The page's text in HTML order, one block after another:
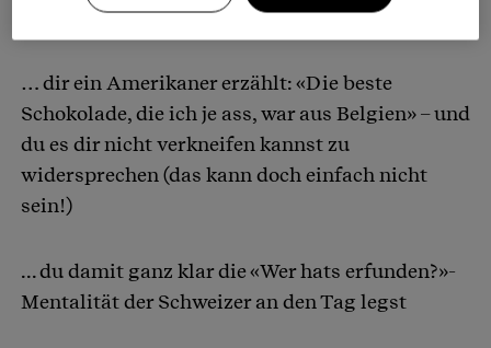
schönste Baustelle der Welt)
… dir ein Amerikaner erzählt: «Die beste
Schokolade, die ich je ass, war aus Belgien» – und
du es dir nicht verkneifen kannst zu
widersprechen (das kann doch einfach nicht
sein!)
... du damit ganz klar die «Wer hats erfunden?»-
Mentalität der Schweizer an den Tag legst